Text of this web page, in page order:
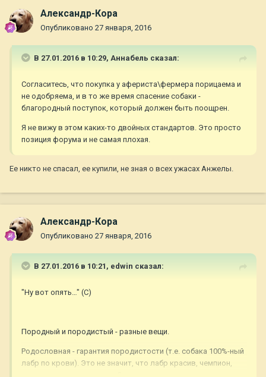
Александр-Кора
Опубликовано 27 января, 2016
В 27.01.2016 в 10:29, Aннaбель сказал:
Согласитесь, что покупка у афериста\фермера порицаема и
не одобряема, и в то же время спасение собаки -
благородный поступок, который должен быть поощрен.
Я не вижу в этом каких-то двойных стандартов. Это просто
позиция форума и не самая плохая.
Ее никто не спасал, ее купили, не зная о всех ужасах Анжелы.
Александр-Кора
Опубликовано 27 января, 2016
В 27.01.2016 в 10:21, edwin сказал:
"Ну вот опять…" (С)
Породный и породистый - разные вещи.
Родословная - гарантия породистости (т.е. собака 100%-ный
лабр по крови). Это не значит, что лабр красив, чемпион,